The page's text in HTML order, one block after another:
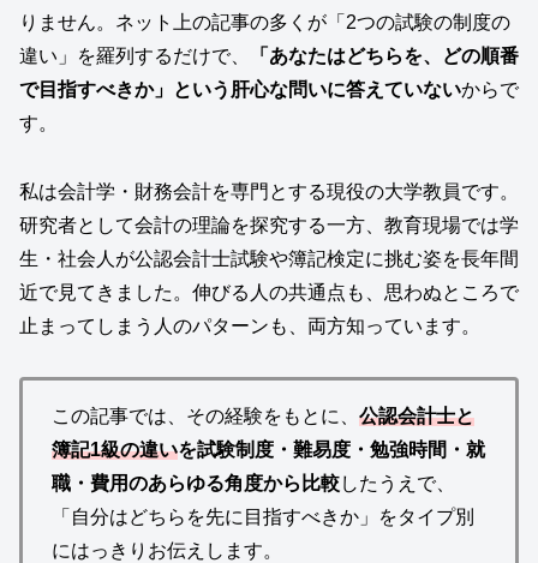
りません。ネット上の記事の多くが「2つの試験の制度の
違い」を羅列するだけで、
「あなたはどちらを、どの順番
で目指すべきか」という肝心な問いに答えていないからで
す。
私は会計学・財務会計を専門とする現役の大学教員です。
研究者として会計の理論を探究する一方、教育現場では学
生・社会人が公認会計士試験や簿記検定に挑む姿を長年間
近で見てきました。伸びる人の共通点も、思わぬところで
止まってしまう人のパターンも、両方知っています。
この記事では、その経験をもとに、 公認会計士と
簿記1級の違いを試験制度・難易度・勉強時間・就
職・費用のあらゆる角度から比較したうえで、
「自分はどちらを先に目指すべきか」をタイプ別
にはっきりお伝えします。